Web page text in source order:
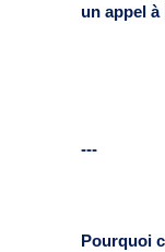
un appel à
---
Pourquoi